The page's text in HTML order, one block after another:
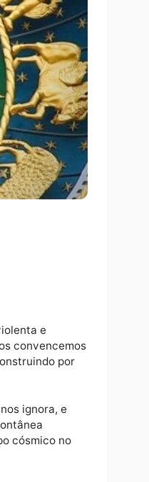
torna violenta e
nos convencemos
construindo por